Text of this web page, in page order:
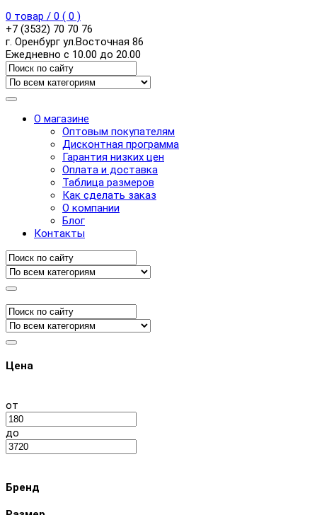
0 товар / 0 ( 0 )
+7 (3532) 70 70 76
г. Оренбург ул.Восточная 86
Ежедневно с 10.00 до 20.00
О магазине
Оптовым покупателям
Дисконтная программа
Гарантия низких цен
Оплата и доставка
Таблица размеров
Как сделать заказ
О компании
Блог
Контакты
Цена
от
до
Бренд